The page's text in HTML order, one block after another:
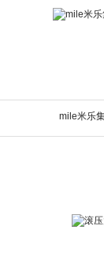
mile米乐